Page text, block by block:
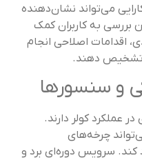
می‌تواند نشان‌دهنده
بررسی به کاربران کمک
اقدامات اصلاحی انجام
تشخیص دهند.
و سنسورها
عملکرد کولر دارند.
چرخه‌های
سرویس دوره‌ای برد و